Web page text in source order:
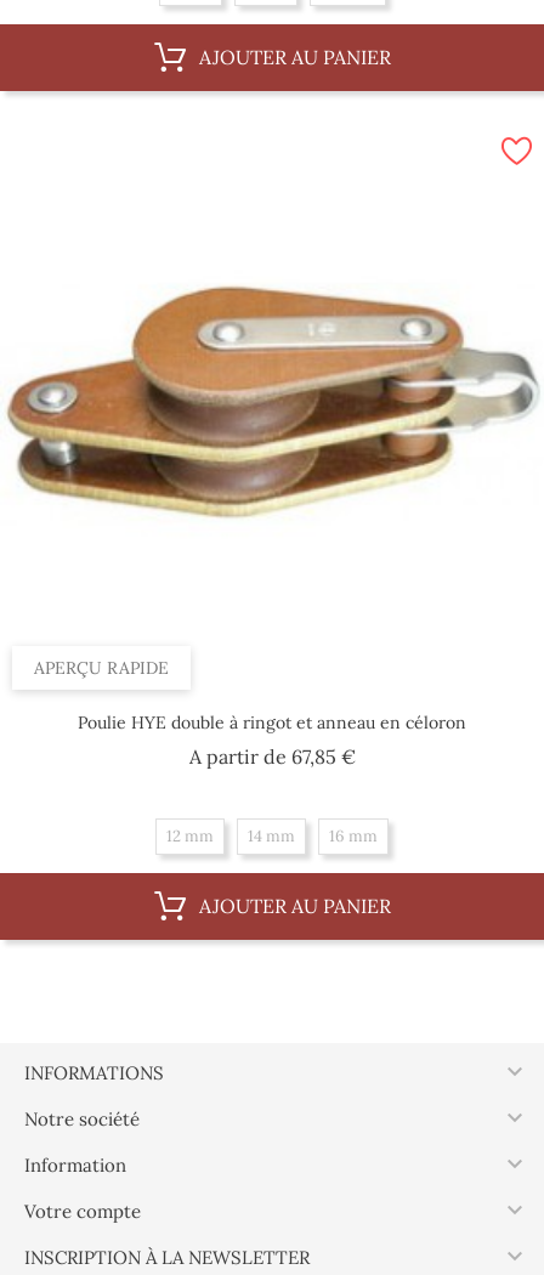
AJOUTER AU PANIER
APERÇU RAPIDE
Poulie HYE double à ringot et anneau en céloron
A partir de 67,85 €Prix
12 mm 14 mm 16 mm
AJOUTER AU PANIER
INFORMATIONS 
Notre société 
Information 
Votre compte 
INSCRIPTION À LA NEWSLETTER 